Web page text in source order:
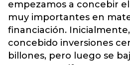
empezamos a concebir
muy importantes en
financiación.
concebido inversiones
billones, pero luego se